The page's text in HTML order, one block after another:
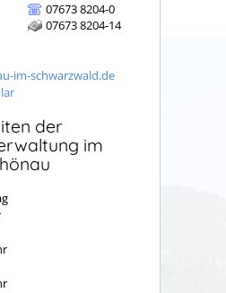
07673 8204-0
07673 8204-14
im-schwarzwald.de
der
im